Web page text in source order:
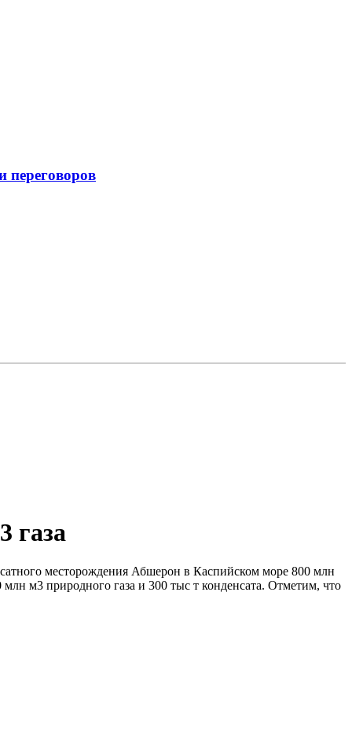
переговоров
газа
месторождения Абшерон в Каспийском море 800 млн
м3 природного газа и 300 тыс т конденсата. Отметим, что